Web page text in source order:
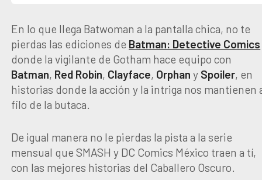
En lo que llega Batwoman a la pantalla chica, no te
pierdas las ediciones de Batman: Detective Comics
donde la vigilante de Gotham hace equipo con
Batman, Red Robin, Clayface, Orphan y Spoiler, en
historias donde la acción y la intriga nos mantienen
filo de la butaca.
De igual manera no le pierdas la pista a la serie
mensual que SMASH y DC Comics México traen a tí,
con las mejores historias del Caballero Oscuro.